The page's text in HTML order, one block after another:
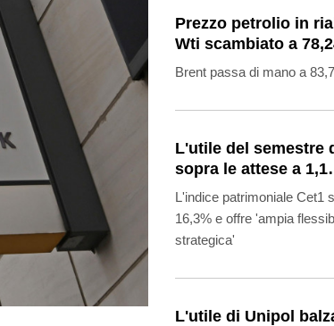
Prezzo petrolio in
Wti scambiato a
dollari, +1,23%
Brent passa di mano a
L'utile del semestre
sopra le attese a 1,1
miliardi (+25%)
L'indice patrimoniale Cet1
16,3% e offre 'ampia
strategica'
L'utile di Unipol